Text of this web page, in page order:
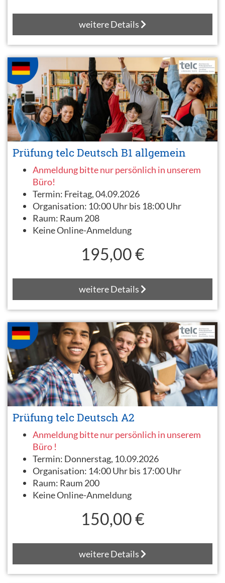
weitere Details
Prüfung telc Deutsch B1 allgemein
Anmeldung bitte nur persönlich in unserem
Büro!
Termin: Freitag, 04.09.2026
Organisation: 10:00 Uhr bis 18:00 Uhr
Raum: Raum 208
Keine Online-Anmeldung
195,00 €
weitere Details
Prüfung telc Deutsch A2
Anmeldung bitte nur persönlich in unserem
Büro !
Termin: Donnerstag, 10.09.2026
Organisation: 14:00 Uhr bis 17:00 Uhr
Raum: Raum 200
Keine Online-Anmeldung
150,00 €
weitere Details